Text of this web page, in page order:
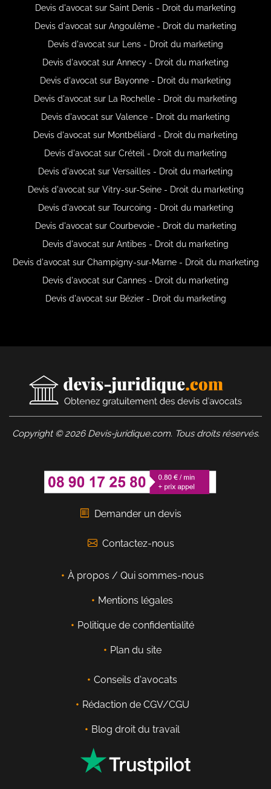
Devis d'avocat sur Saint Denis - Droit du marketing
Devis d'avocat sur Angoulême - Droit du marketing
Devis d'avocat sur Lens - Droit du marketing
Devis d'avocat sur Annecy - Droit du marketing
Devis d'avocat sur Bayonne - Droit du marketing
Devis d'avocat sur La Rochelle - Droit du marketing
Devis d'avocat sur Valence - Droit du marketing
Devis d'avocat sur Montbéliard - Droit du marketing
Devis d'avocat sur Créteil - Droit du marketing
Devis d'avocat sur Versailles - Droit du marketing
Devis d'avocat sur Vitry-sur-Seine - Droit du marketing
Devis d'avocat sur Tourcoing - Droit du marketing
Devis d'avocat sur Courbevoie - Droit du marketing
Devis d'avocat sur Antibes - Droit du marketing
Devis d'avocat sur Champigny-sur-Marne - Droit du marketing
Devis d'avocat sur Cannes - Droit du marketing
Devis d'avocat sur Bézier - Droit du marketing
Copyright © 2026 Devis-juridique.com. Tous droits réservés.
Demander un devis
Contactez-nous
À propos / Qui sommes-nous
Mentions légales
Politique de confidentialité
Plan du site
Conseils d'avocats
Rédaction de CGV/CGU
Blog droit du travail